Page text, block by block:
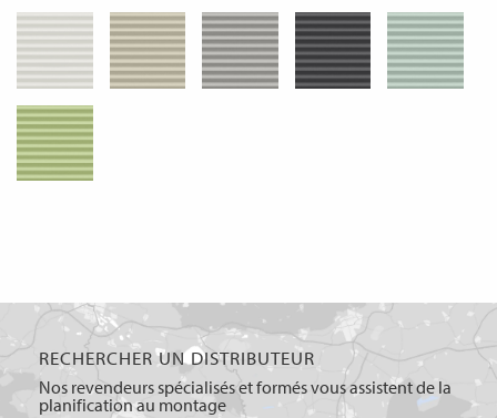
RECHERCHER UN DISTRIBUTEUR
Nos revendeurs spécialisés et formés vous assistent de la
planification au montage